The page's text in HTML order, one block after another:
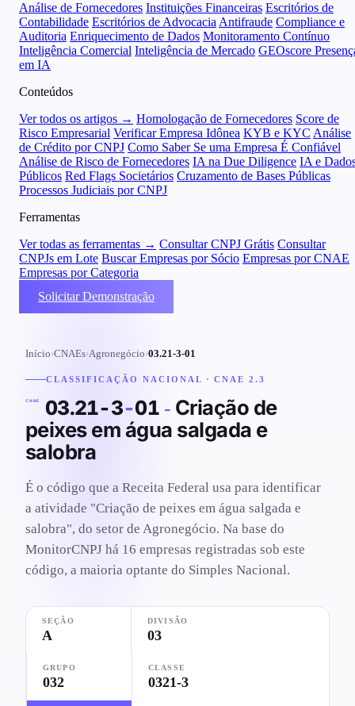
Análise de Fornecedores Instituições Financeiras Escritórios de
Contabilidade Escritórios de Advocacia Antifraude Compliance e
Auditoria Enriquecimento de Dados Monitoramento Contínuo
Inteligência Comercial Inteligência de Mercado GEOscore
em IA
Conteúdos
Ver todos os artigos → Homologação de Fornecedores Score de
Risco Empresarial Verificar Empresa Idônea KYB e KYC Análise
de Crédito por CNPJ Como Saber Se uma Empresa É Confiável
Análise de Risco de Fornecedores IA na Due Diligence IA e
Públicos Red Flags Societários Cruzamento de Bases Públicas
Processos Judiciais por CNPJ
Ferramentas
Ver todas as ferramentas → Consultar CNPJ Grátis Consultar
CNPJs em Lote Buscar Empresas por Sócio Empresas por CNAE
Empresas por Categoria
Solicitar Demonstração
Início›CNAEs›Agronegócio›03.21-3-01
CLASSIFICAÇÃO NACIONAL · CNAE 2.3
CNAE 03.21-3-01- Criação de
peixes em água salgada e
salobra
É o código que a Receita Federal usa para identificar
a atividade "Criação de peixes em água salgada e
salobra", do setor de Agronegócio. Na base do
MonitorCNPJ há 16 empresas registradas sob este
código, a maioria optante do Simples Nacional.
SEÇÃO
A
DIVISÃO
03
GRUPO
032
CLASSE
0321-3